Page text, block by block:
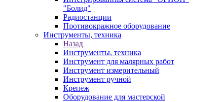
"Болид"
Радиостанции
Противокражное оборудование
Инструменты, техника
Назад
Инструменты, техника
Инструмент для малярных работ
Инструмент измерительный
Инструмент ручной
Крепеж
Оборудование для мастерской